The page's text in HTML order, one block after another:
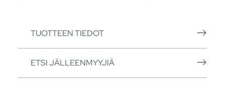
TUOTTEEN TIEDOT
ETSI JÄLLEENMYYJIÄ